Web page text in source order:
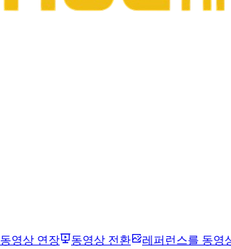
동영상 연장 동영상 전환 레퍼런스를 동영